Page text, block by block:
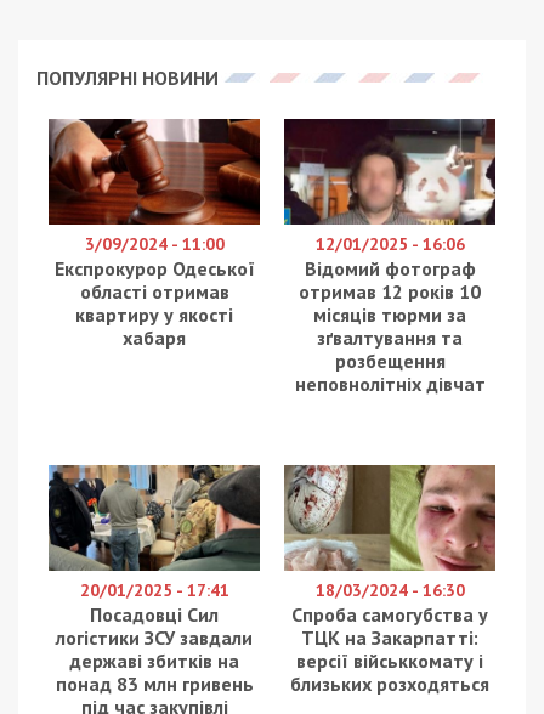
Теребовлянський районний суд Тернопільської
областівиніс вирок колишньому поліцейському,
обвинуваченому в отриманні неправомірної
вигоди за вплив на рішення військово-лікарської
комісії (ВЛК). Суд призначив йому штраф у
це повідомляє 49000.
Згідно з матеріалами справи,
експравоохоронець, який на час вчинення
злочину обіймав посаду поліцейського взводу
№1 роти №1 батальйону Управління патрульної
поліції в Тернопільській області, пішов на угоду зі
слідством.
Деталі схеми